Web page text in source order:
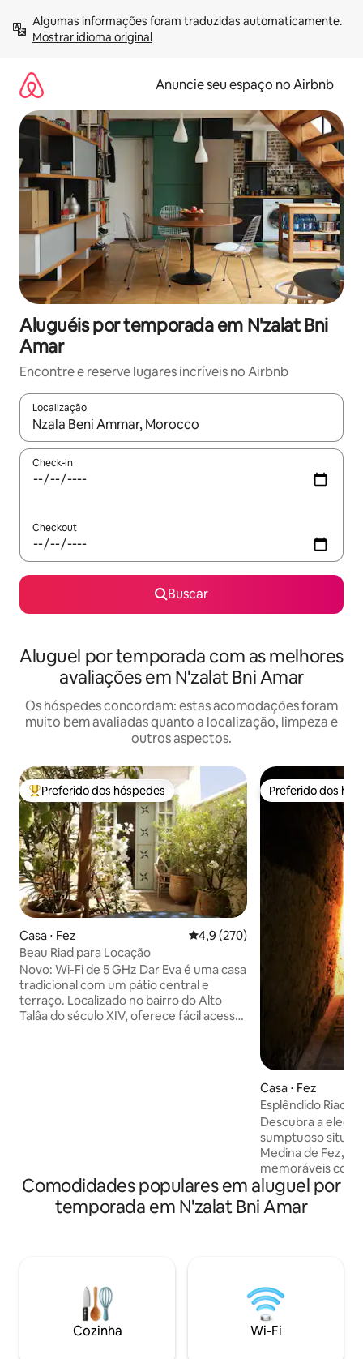
para
Mostrar idioma original
Anuncie seu espaço no Airbnb
Aluguéis por temporada em N'zalat Bni
Amar
Encontre e reserve lugares incríveis no Airbnb
Localização
Quando os resultados estiverem disponíveis, explore-os
Check-in
Checkout
Buscar
Aluguel por temporada com as melhores
avaliações em N'zalat Bni Amar
Os hóspedes concordam: estas acomodações foram
muito bem avaliadas quanto a localização, limpeza e
outros aspectos.
Entre os melhores preferidos dos hóspedes
Preferido dos hóspedes
Casa ⋅ Fez 4,9 de uma avaliação média de
4,9 (270)
Beau Riad para Locação
Novo: Wi-Fi de 5 GHz Dar Eva é uma casa
tradicional com um pátio central e
terraço. Localizado no bairro do Alto
Talâa do século XIV, oferece fácil acesso
Preferido dos
Preferido dos
Casa ⋅ Fez
Esplêndido Riad
Descubra a
sumptuoso
Medina de Fez,
memoráveis com
A poucos passos
majestosa
bairro dos
medina. Desfrute
manhã e jantares
disponíveis
Comodidades populares em aluguel por
temporada em N'zalat Bni Amar
Cozinha Wi-Fi